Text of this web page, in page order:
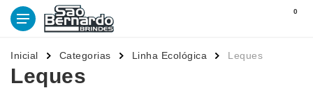
0
Inicial Categorias Linha Ecológica Leques
Leques